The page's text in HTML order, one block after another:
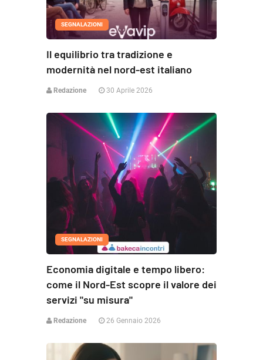
SEGNALAZIONI
Il equilibrio tra tradizione e
modernità nel nord-est italiano
Redazione 30 Aprile 2026
SEGNALAZIONI
Economia digitale e tempo libero:
come il Nord-Est scopre il valore dei
servizi "su misura"
Redazione 26 Gennaio 2026